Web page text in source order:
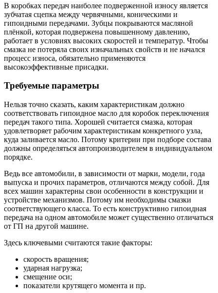
В коробках передач наиболее подверженной износу является
зубчатая сцепка между червячными, коническими и
гипоидными передачами. Зубцы покрываются масляной
плёнкой, которая подвержена повышенному давлению,
работает в условиях высоких скоростей и температур. Чтобы
смазка не потеряла своих изначальных свойств и не начался
процесс износа, обязательно применяются
высокоэффективные присадки.
Требуемые параметры
Нельзя точно сказать, каким характеристикам должно
соответствовать гипоидное масло для коробок переключения
передач такого типа. Хорошей считается смазка, которая
удовлетворяет рабочим характеристикам конкретного узла,
куда заливается масло. Потому критерии при подборе состава
должны определяться автопроизводителем в индивидуальном
порядке.
Ведь все автомобили, в зависимости от марки, модели, года
выпуска и прочих параметров, отличаются между собой. Для
всех машин характерны свои особенности в конструкции и
устройстве механизмов. Потому им необходимы смазки
соответствующего класса. То есть конструктивно гипоидная
передача на одном автомобиле может существенно отличаться
от ГП на другой машине.
Здесь ключевыми считаются такие факторы:
скорость вращения;
ударная нагрузка;
смещение оси;
показатели крутящего момента и пр.